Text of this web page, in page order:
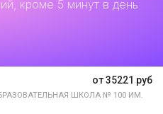
кроме 5 минут в день
от 35221 руб
ШКОЛА № 100 ИМ.